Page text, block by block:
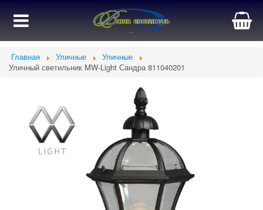
Главная Уличные
Уличные
Уличный светильник MW-Light Сандра 811040201